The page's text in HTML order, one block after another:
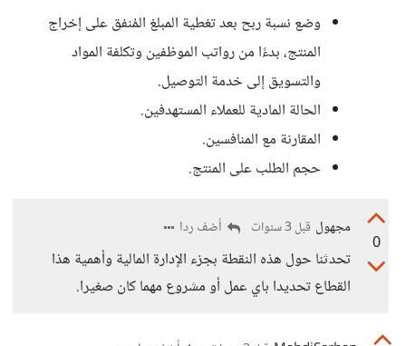
وضع نسبة ربح بعد تغطية المبلغ المُنفق على إخراج
المنتج، بدءًا من رواتب الموظفين وتكلفة المواد
والتسويق إلى خدمة التوصيل.
الحالة المادية للعملاء المستهدفين.
المقارنة مع المنافسين.
حجم الطلب على المنتج.
0
مجهول قبل 3 سنوات أضف ردا
تحدثنا حول هذه النقطة بجزء الإدارة المالية وأهمية هذا
القطاع تحديدا باي عمل أو مشروع مهما كان صغيرا.